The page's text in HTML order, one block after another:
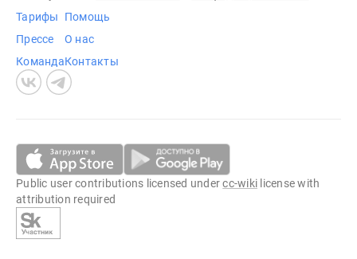
Тарифы
Прессе
Команда
Помощь
О нас
Контакты
Public user contributions licensed undercc-wiki license with
attribution required